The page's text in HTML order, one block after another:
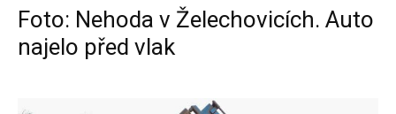
Foto: Nehoda v Želechovicích. Auto
najelo před vlak